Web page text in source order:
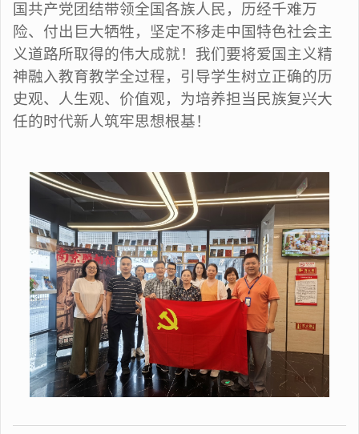
国共产党团结带领全国各族人民，历经千难万
险、付出巨大牺牲，坚定不移走中国特色社会主
义道路所取得的伟大成就！我们要将爱国主义精
神融入教育教学全过程，引导学生树立正确的历
史观、人生观、价值观，为培养担当民族复兴大
任的时代新人筑牢思想根基！